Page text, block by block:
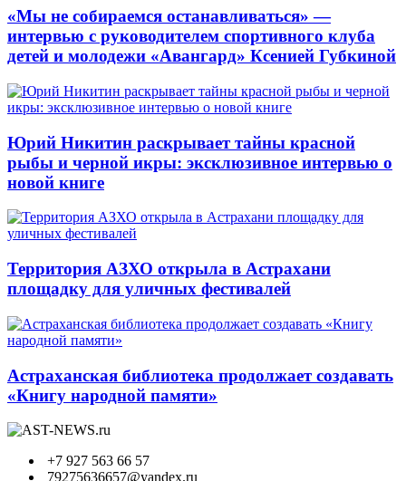
«Мы не собираемся останавливаться» —
интервью с руководителем спортивного клуба
детей и молодежи «Авангард» Ксенией Губкиной
Юрий Никитин раскрывает тайны красной
рыбы и черной икры: эксклюзивное интервью о
новой книге
Территория АЗХО открыла в Астрахани
площадку для уличных фестивалей
Астраханская библиотека продолжает создавать
«Книгу народной памяти»
+7 927 563 66 57
79275636657@yandex.ru